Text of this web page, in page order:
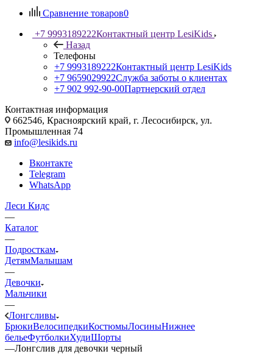
Сравнение товаров0
+7 9993189222Контактный центр LesiKids
Назад
Телефоны
+7 9993189222Контактный центр LesiKids
+7 9659029922Служба заботы о клиентах
+7 902 992-90-00Партнерский отдел
Контактная информация
662546, Красноярский край, г. Лесосибирск, ул.
Промышленная 74
info@lesikids.ru
Вконтакте
Telegram
WhatsApp
Леси Кидс
—
Каталог
—
Подросткам
ДетямМалышам
—
Девочки
Мальчики
—
Лонгсливы
БрюкиВелосипедкиКостюмыЛосиныНижнее
бельеФутболкиХудиШорты
—Лонгслив для девочки черный